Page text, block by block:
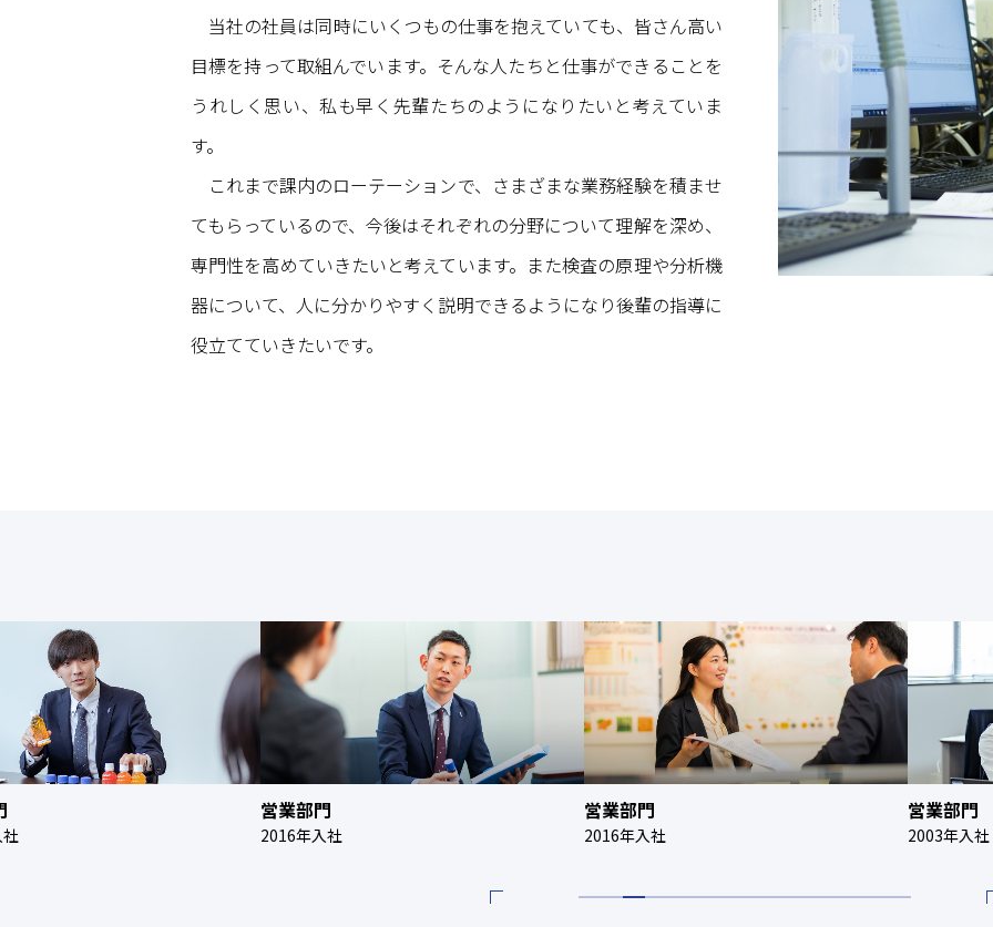
当社の社員は同時にいくつもの仕事を抱えていても、皆さん高い
目標を持って取組んでいます。そんな人たちと仕事ができることを
うれしく思い、私も早く先輩たちのようになりたいと考えていま
す。
これまで課内のローテーションで、さまざまな業務経験を積ませ
てもらっているので、今後はそれぞれの分野について理解を深め、
専門性を高めていきたいと考えています。また検査の原理や分析機
器について、人に分かりやすく説明できるようになり後輩の指導に
役立てていきたいです。
営業部門
2016年入社
営業部門
2003年入社
研究部門
2023年入社